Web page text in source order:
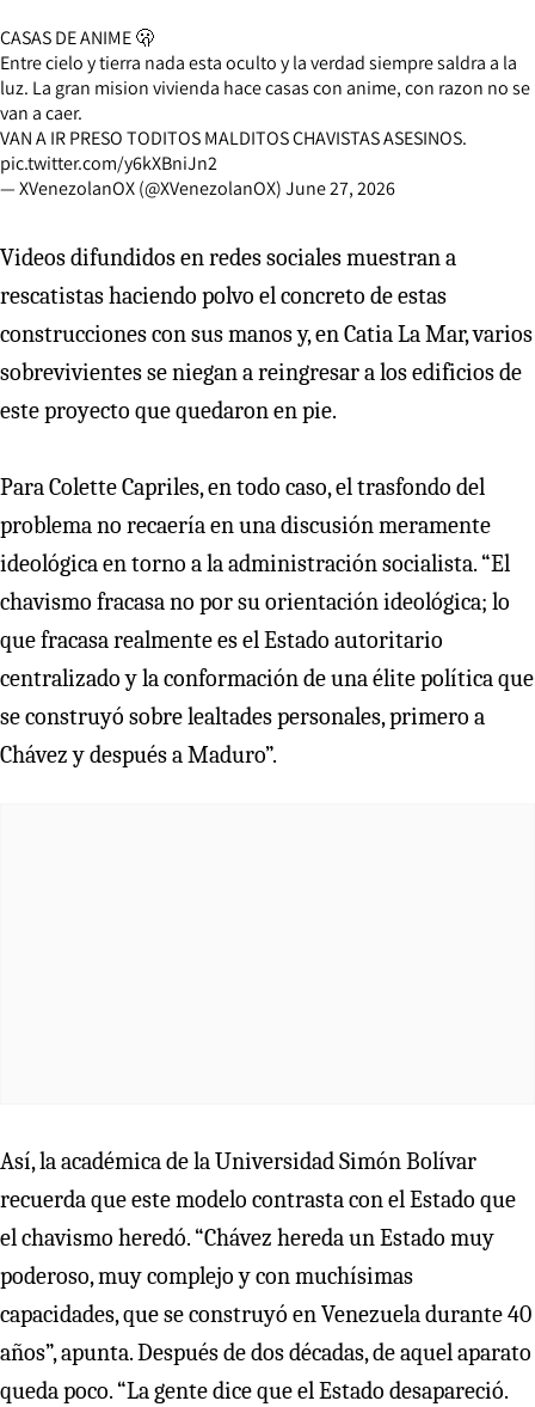
CASAS DE ANIME 🫢
Entre cielo y tierra nada esta oculto y la verdad siempre saldra a la
luz. La gran mision vivienda hace casas con anime, con razon no se
van a caer.
VAN A IR PRESO TODITOS MALDITOS CHAVISTAS ASESINOS.
pic.twitter.com/y6kXBniJn2
— XVenezolanOX (@XVenezolanOX)June 27, 2026
Videos difundidos en redes sociales muestran a
rescatistas haciendo polvo el concreto de estas
construcciones con sus manos y, en Catia La Mar, varios
sobrevivientes se niegan a reingresar a los edificios de
este proyecto que quedaron en pie.
Para Colette Capriles, en todo caso, el trasfondo del
problema no recaería en una discusión meramente
ideológica en torno a la administración socialista. “El
chavismo fracasa no por su orientación ideológica; lo
que fracasa realmente es el Estado autoritario
centralizado y la conformación de una élite política que
se construyó sobre lealtades personales, primero a
Chávez y después a Maduro”.
Así, la académica de la Universidad Simón Bolívar
recuerda que este modelo contrasta con el Estado que
el chavismo heredó. “Chávez hereda un Estado muy
poderoso, muy complejo y con muchísimas
capacidades, que se construyó en Venezuela durante 40
años”, apunta. Después de dos décadas, de aquel aparato
queda poco. “La gente dice que el Estado desapareció.